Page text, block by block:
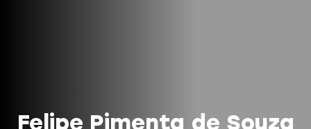
Felipe Pimenta de Souza